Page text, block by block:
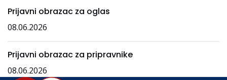
Prijavni obrazac za oglas
08.06.2026
Prijavni obrazac za pripravnike
08.06.2026